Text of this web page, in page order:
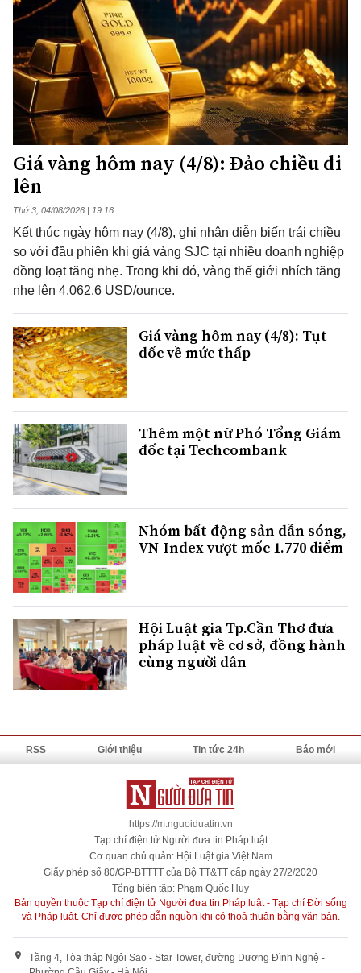
Giá vàng hôm nay (4/8): Đảo chiều đi
lên
Thứ 3, 04/08/2026 | 19:16
Kết thúc ngày hôm nay (4/8), ghi nhận diễn biến trái chiều
so với đầu phiên khi giá vàng SJC tại nhiều doanh nghiệp
đồng loạt tăng nhẹ. Trong khi đó, vàng thế giới nhích tăng
nhẹ lên 4.062,6 USD/ounce.
Giá vàng hôm nay (4/8): Tụt
dốc về mức thấp
Thêm một nữ Phó Tổng Giám
đốc tại Techcombank
Nhóm bất động sản dẫn sóng,
VN-Index vượt mốc 1.770 điểm
Hội Luật gia Tp.Cần Thơ đưa
pháp luật về cơ sở, đồng hành
cùng người dân
RSS Giới thiệu Tin tức 24h Báo mới
https://m.nguoiduatin.vn
Tạp chí điện tử Người đưa tin Pháp luật
Cơ quan chủ quản: Hội Luật gia Việt Nam
Giấy phép số 80/GP-BTTTT của Bộ TT&TT cấp ngày 27/2/2020
Tổng biên tập: Phạm Quốc Huy
Bản quyền thuộc Tạp chí điện tử Người đưa tin Pháp luật - Tạp chí Đời sống
và Pháp luật. Chỉ được phép dẫn nguồn khi có thoả thuận bằng văn bản.
Tầng 4, Tòa tháp Ngôi Sao - Star Tower, đường Dương Đình Nghệ -